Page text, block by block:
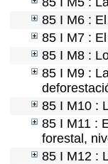
85 I M6 :
85 I M7 :
85 I M8 :
85 I M9 :
85 I M10 :
85 I M11 :
forestal,
85 I M12 :